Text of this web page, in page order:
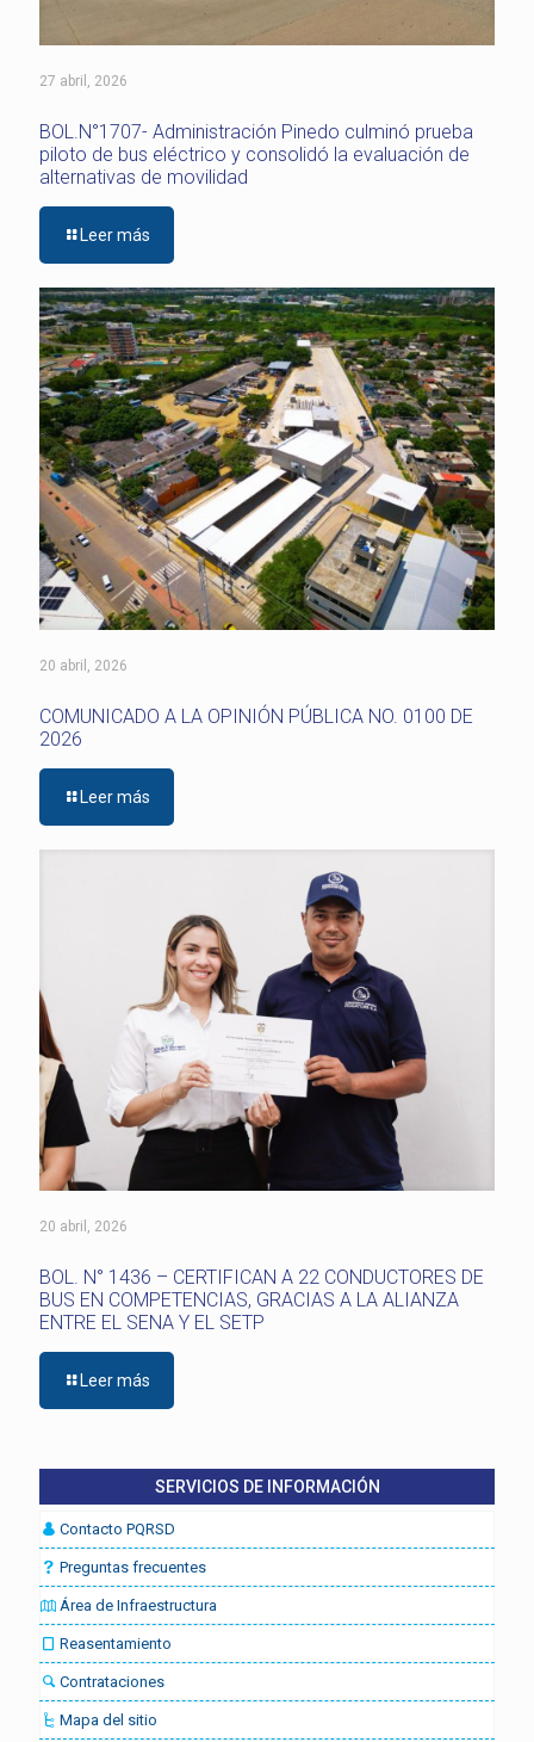
27 abril, 2026
BOL.N°1707- Administración Pinedo culminó prueba
piloto de bus eléctrico y consolidó la evaluación de
alternativas de movilidad
Leer más
20 abril, 2026
COMUNICADO A LA OPINIÓN PÚBLICA NO. 0100 DE
2026
Leer más
20 abril, 2026
BOL. N° 1436 – CERTIFICAN A 22 CONDUCTORES DE
BUS EN COMPETENCIAS, GRACIAS A LA ALIANZA
ENTRE EL SENA Y EL SETP
Leer más
SERVICIOS DE INFORMACIÓN
Contacto PQRSD
Preguntas frecuentes
Área de Infraestructura
Reasentamiento
Contrataciones
Mapa del sitio